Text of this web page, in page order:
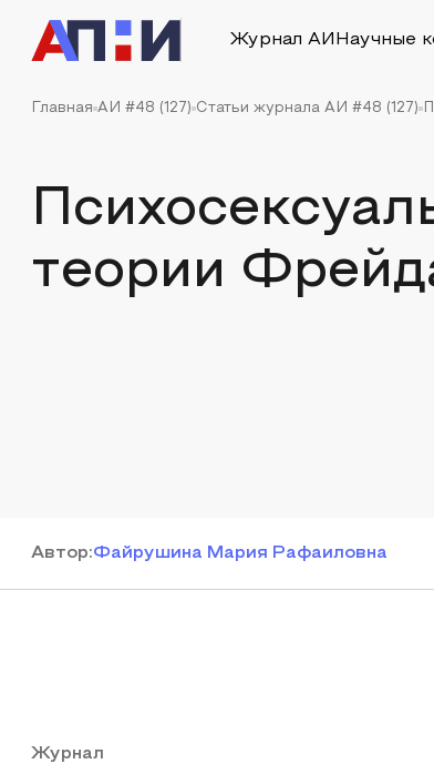
Журнал АИ Научные
Главная АИ #48 (127) Статьи журнала АИ #48 (127)
теории
Автор:Файрушина Мария Рафаиловна
Журнал